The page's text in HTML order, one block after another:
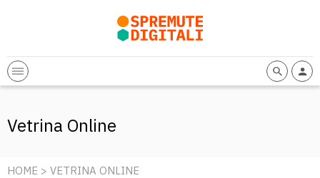
Vetrina Online
HOME > VETRINA ONLINE